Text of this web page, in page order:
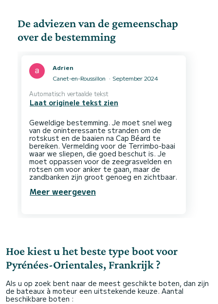
De adviezen van de gemeenschap
over de bestemming
Adrien
Canet-en-Roussillon
September 2024
Automatisch vertaalde tekst
Laat originele tekst zien
Geweldige bestemming. Je moet snel weg
van de oninteressante stranden om de
rotskust en de baaien na Cap Béard te
bereiken. Vermelding voor de Terrimbo-baai
waar we sliepen, die goed beschut is. Je
moet oppassen voor de zeegrasvelden en
rotsen om voor anker te gaan, maar de
Meer weergeven
Hoe kiest u het beste type boot voor
Pyrénées-Orientales, Frankrijk ?
Als u op zoek bent naar de meest geschikte boten, dan zijn
de bateaux à moteur een uitstekende keuze. Aantal
beschikbare boten :